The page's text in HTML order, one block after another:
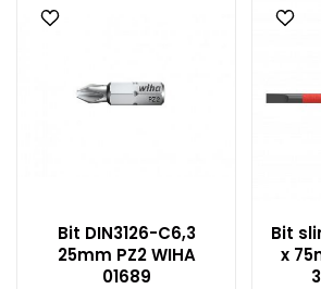
Bit DIN3126-C6,3
25mm PZ2 WIHA
01689
Bit
x